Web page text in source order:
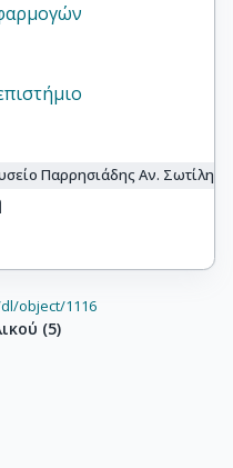
Παρρησιάδης Αν. Σωτίλης
object/1116
(5)